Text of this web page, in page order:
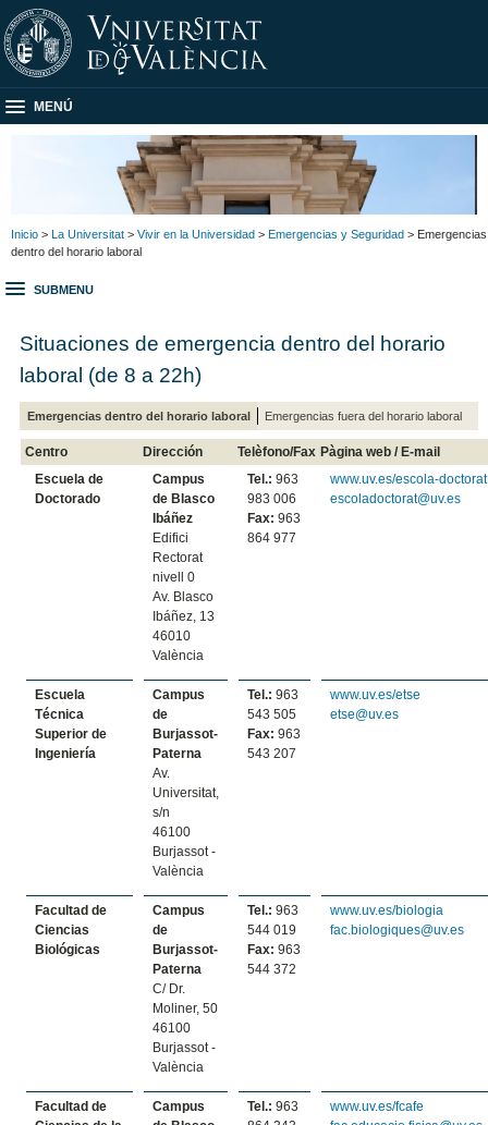
MENÚ
Inicio > La Universitat > Vivir en la Universidad > Emergencias y Seguridad > Emergencias
dentro del horario laboral
SUBMENU
Situaciones de emergencia dentro del horario
laboral (de 8 a 22h)
Emergencias dentro del horario laboral Emergencias fuera del horario laboral
Centro Dirección Telèfono/Fax Pàgina web / E-mail
Escuela de
Doctorado
Campus
de Blasco
Ibáñez
Edifici
Rectorat
nivell 0
Av. Blasco
Ibáñez, 13
46010
València
Tel.: 963
983 006
Fax: 963
864 977
www.uv.es/escola-doctorat
escoladoctorat@uv.es
Escuela
Técnica
Superior de
Ingeniería
Campus
de
Burjassot-
Paterna
Av.
Universitat,
s/n
46100
Burjassot -
València
Tel.: 963
543 505
Fax: 963
543 207
www.uv.es/etse
etse@uv.es
Facultad de
Ciencias
Biológicas
Campus
de
Burjassot-
Paterna
C/ Dr.
Moliner, 50
46100
Burjassot -
València
Tel.: 963
544 019
Fax: 963
544 372
www.uv.es/biologia
fac.biologiques@uv.es
Facultad de
Campus
Tel.: 963
www.uv.es/fcafe